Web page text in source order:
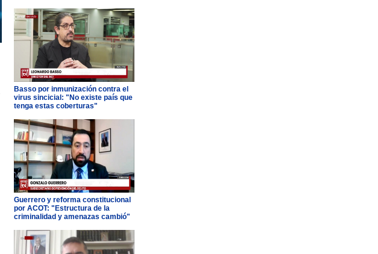
Basso por inmunización contra el
virus sincicial: "No existe país que
tenga estas coberturas"
Guerrero y reforma constitucional
por ACOT: "Estructura de la
criminalidad y amenazas cambió"